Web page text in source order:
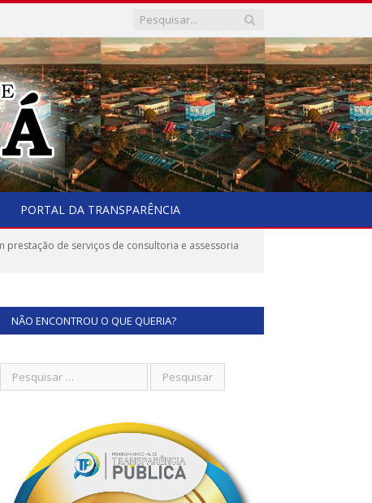
PORTAL DA TRANSPARÊNCIA
prestação de serviços de consultoria e assessoria
NÃO ENCONTROU O QUE QUERIA?